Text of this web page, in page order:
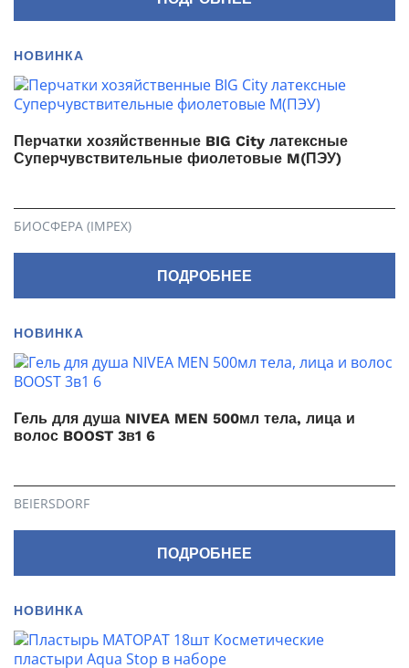
НОВИНКА
Перчатки хозяйственные BIG City латексные
Суперчувствительные фиолетовые M(ПЭУ)
БИОСФЕРА (IMPEX)
ПОДРОБНЕЕ
НОВИНКА
Гель для душа NIVEA MEN 500мл тела, лица и
волос BOOST 3в1 6
BEIERSDORF
ПОДРОБНЕЕ
НОВИНКА